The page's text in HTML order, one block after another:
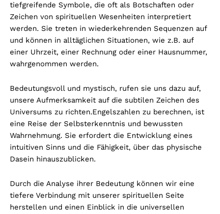
tiefgreifende Symbole, die oft als Botschaften oder
Zeichen von spirituellen Wesenheiten interpretiert
werden. Sie treten in wiederkehrenden Sequenzen auf
und können in alltäglichen Situationen, wie z.B. auf
einer Uhrzeit, einer Rechnung oder einer Hausnummer,
wahrgenommen werden.
Bedeutungsvoll und mystisch, rufen sie uns dazu auf,
unsere Aufmerksamkeit auf die subtilen Zeichen des
Universums zu richten.Engelszahlen zu berechnen, ist
eine Reise der Selbsterkenntnis und bewussten
Wahrnehmung. Sie erfordert die Entwicklung eines
intuitiven Sinns und die Fähigkeit, über das physische
Dasein hinauszublicken.
Durch die Analyse ihrer Bedeutung können wir eine
tiefere Verbindung mit unserer spirituellen Seite
herstellen und einen Einblick in die universellen